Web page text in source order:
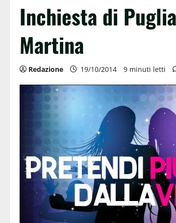
Inchiesta di
Martina
Redazione 19/10/2014 9 minuti letti